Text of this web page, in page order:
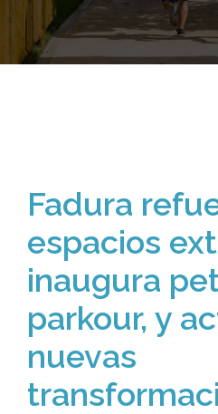
Fadura
espacios
inaugura
parkour, y
nuevas